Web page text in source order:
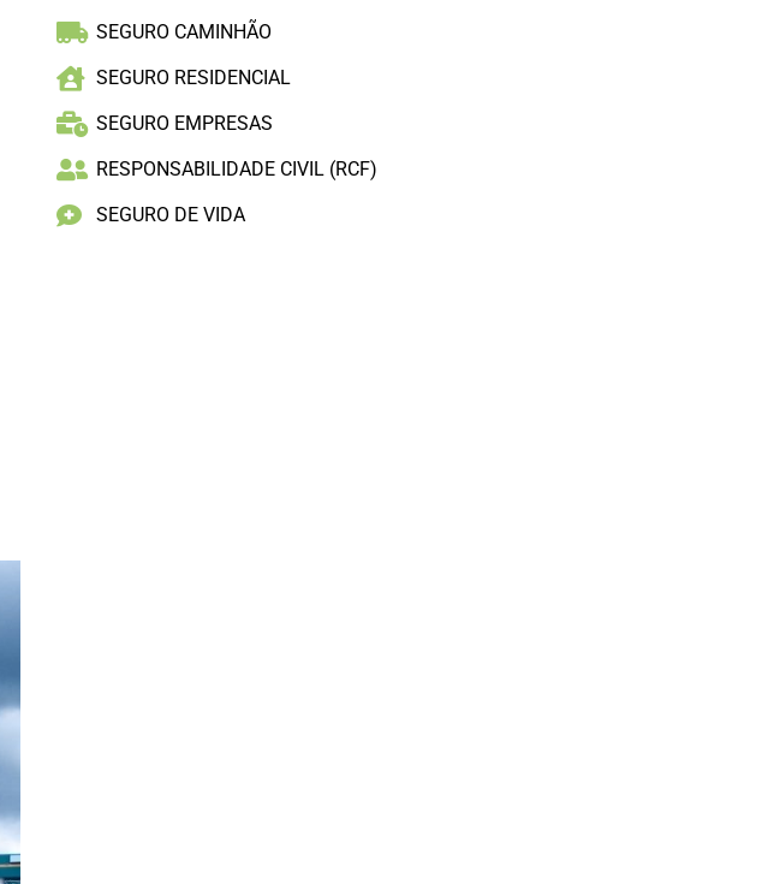
SEGURO CAMINHÃO
SEGURO RESIDENCIAL
SEGURO EMPRESAS
RESPONSABILIDADE CIVIL (RCF)
SEGURO DE VIDA